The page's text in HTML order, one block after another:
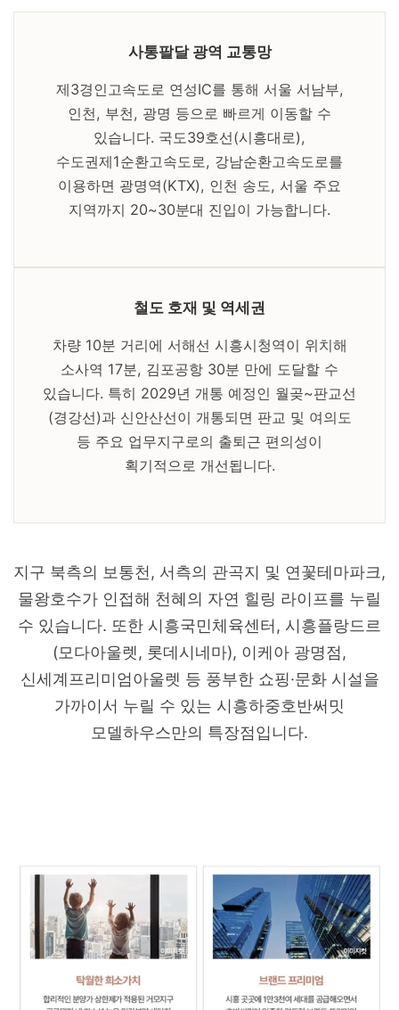
사통팔달 광역 교통망
제3경인고속도로 연성IC를 통해 서울 서남부,
인천, 부천, 광명 등으로 빠르게 이동할 수
있습니다. 국도39호선(시흥대로),
수도권제1순환고속도로, 강남순환고속도로를
이용하면 광명역(KTX), 인천 송도, 서울 주요
지역까지 20~30분대 진입이 가능합니다.
철도 호재 및 역세권
차량 10분 거리에 서해선 시흥시청역이 위치해
소사역 17분, 김포공항 30분 만에 도달할 수
있습니다. 특히 2029년 개통 예정인 월곶~판교선
(경강선)과 신안산선이 개통되면 판교 및 여의도
등 주요 업무지구로의 출퇴근 편의성이
획기적으로 개선됩니다.
지구 북측의 보통천, 서측의 관곡지 및 연꽃테마파크,
물왕호수가 인접해 천혜의 자연 힐링 라이프를 누릴
수 있습니다. 또한 시흥국민체육센터, 시흥플랑드르
(모다아울렛, 롯데시네마), 이케아 광명점,
신세계프리미엄아울렛 등 풍부한 쇼핑·문화 시설을
가까이서 누릴 수 있는 시흥하중호반써밋
모델하우스만의 특장점입니다.